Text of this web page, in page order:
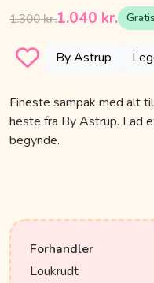
1.300 kr.1.040 kr.
By Astrup
Fineste sampak med alt
heste fra By Astrup. Lad
begynde.
Forhandler
Loukrudt